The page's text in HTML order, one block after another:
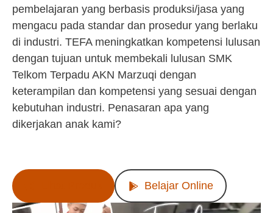
pembelajaran yang berbasis produksi/jasa yang
mengacu pada standar dan prosedur yang berlaku
di industri. TEFA meningkatkan kompetensi lulusan
dengan tujuan untuk membekali lulusan SMK
Telkom Terpadu AKN Marzuqi dengan
keterampilan dan kompetensi yang sesuai dengan
kebutuhan industri. Penasaran apa yang
dikerjakan anak kami?
Belajar Online